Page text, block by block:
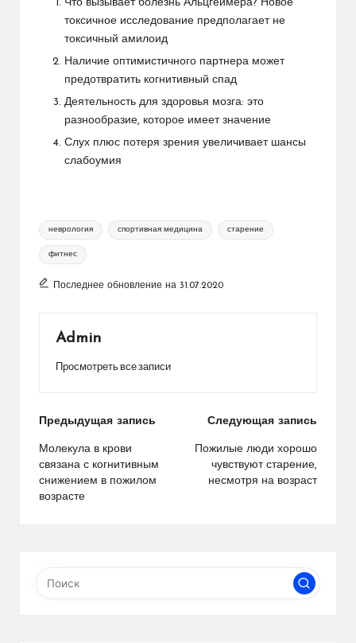
Что вызывает болезнь Альцгеймера? Новое
токсичное исследование предполагает не
токсичный амилоид
Наличие оптимистичного партнера может
предотвратить когнитивный спад
Деятельность для здоровья мозга: это
разнообразие, которое имеет значение
Слух плюс потеря зрения увеличивает шансы
слабоумия
Метки:
неврология спортивная медицина старение
фитнес
Последнее обновление на 31.07.2020
Admin
Просмотреть все записи
Навигация
по
записям
Предыдущая запись
Молекула в крови
связана с когнитивным
снижением в пожилом
возрасте
Следующая запись
Пожилые люди хорошо
чувствуют старение,
несмотря на возраст